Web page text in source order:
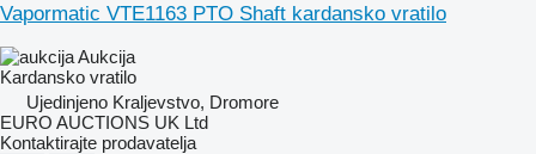
Vapormatic VTE1163 PTO Shaft kardansko vratilo
Aukcija
Kardansko vratilo
Ujedinjeno Kraljevstvo, Dromore
EURO AUCTIONS UK Ltd
Kontaktirajte prodavatelja